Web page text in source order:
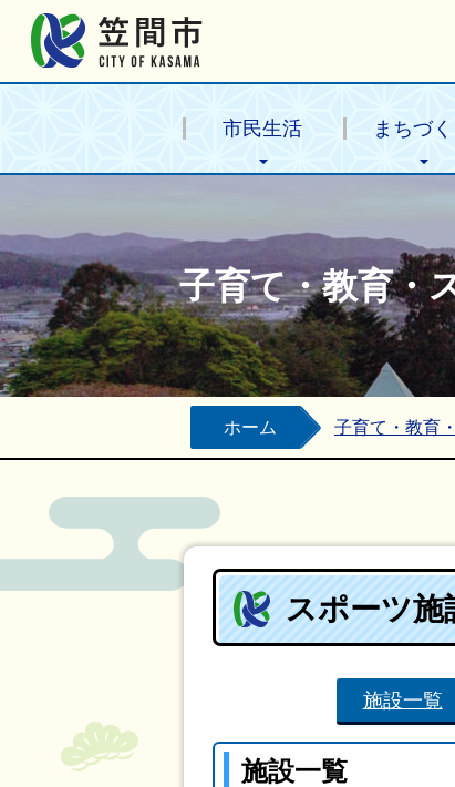
市民生活 まちづく
子育て・教育・
ホーム 子育て・教育
スポーツ施
施設一覧
施設一覧